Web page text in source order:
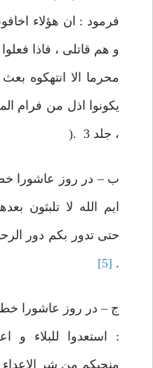
فرمود : ان هؤلاء
و هم قاتلی ، فاذا
محرما الا انتهكوه
يكونوا اذل من فرام‏
، جلد 3 .(
ب – در روز عاشورا
ايم الله لا تلبثون‏
حتی تدور بكم دور
.
[5]
ج – در روز عاشورا
: استعدوا للبلاء و
منجيكم من شر الاعداء